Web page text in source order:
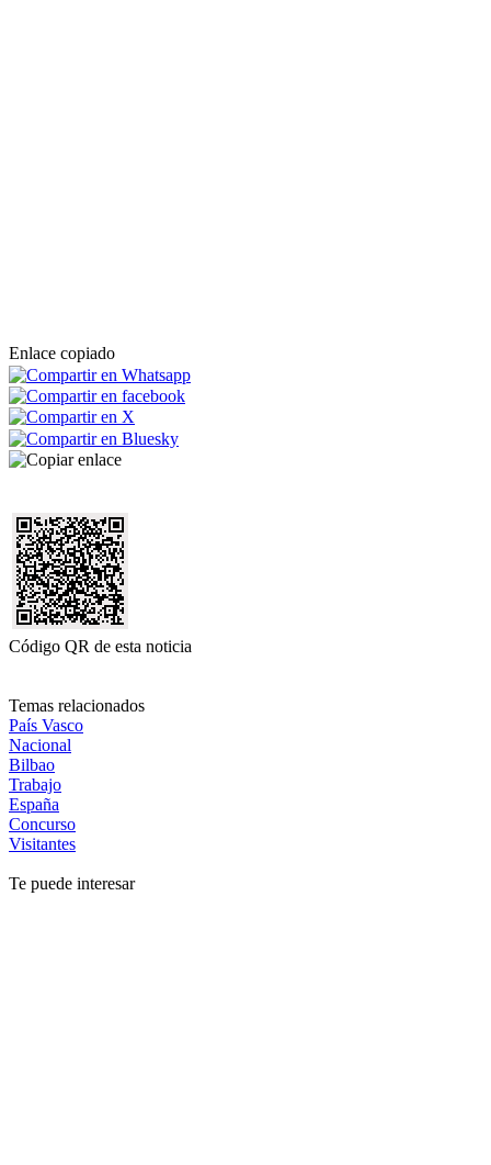
Enlace copiado
Código QR de esta noticia
Temas relacionados
País Vasco
Nacional
Bilbao
Trabajo
España
Concurso
Visitantes
Te puede interesar